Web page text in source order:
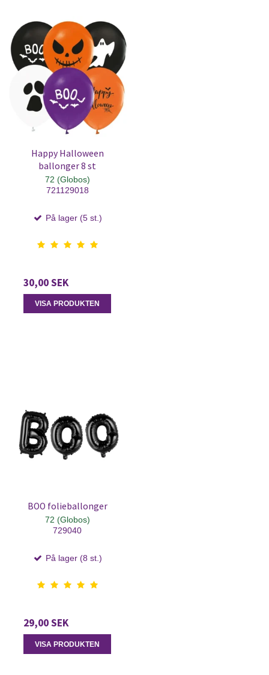
Happy Halloween
ballonger 8 st
72 (Globos)
721129018
På lager (5 st.)
30,00 SEK
VISA PRODUKTEN
BOO folieballonger
72 (Globos)
729040
På lager (8 st.)
29,00 SEK
VISA PRODUKTEN